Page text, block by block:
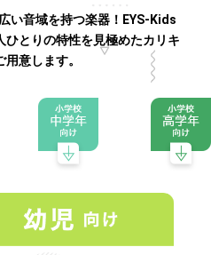
い音域を持つ楽器！EYS-Kids
とりの特性を見極めたカリキ
用意します。